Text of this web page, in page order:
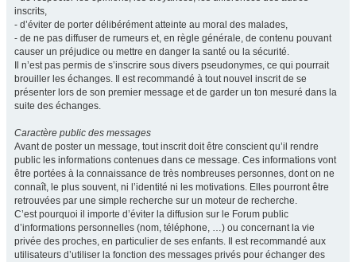
inscrits,
- d’éviter de porter délibérément atteinte au moral des malades,
- de ne pas diffuser de rumeurs et, en règle générale, de contenu pouvant
causer un préjudice ou mettre en danger la santé ou la sécurité.
Il n’est pas permis de s’inscrire sous divers pseudonymes, ce qui pourrait
brouiller les échanges. Il est recommandé à tout nouvel inscrit de se
présenter lors de son premier message et de garder un ton mesuré dans la
suite des échanges.
Caractère public des messages
Avant de poster un message, tout inscrit doit être conscient qu’il rendre
public les informations contenues dans ce message. Ces informations vont
être portées à la connaissance de très nombreuses personnes, dont on ne
connaît, le plus souvent, ni l’identité ni les motivations. Elles pourront être
retrouvées par une simple recherche sur un moteur de recherche.
C’est pourquoi il importe d’éviter la diffusion sur le Forum public
d’informations personnelles (nom, téléphone, …) ou concernant la vie
privée des proches, en particulier de ses enfants. Il est recommandé aux
utilisateurs d’utiliser la fonction des messages privés pour échanger des